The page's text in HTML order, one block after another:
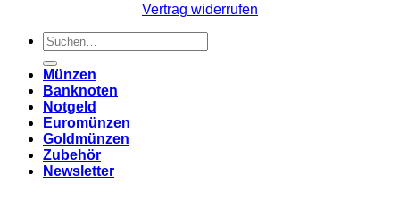
Vertrag widerrufen
Suchen
nach:
Münzen
Banknoten
Notgeld
Euromünzen
Goldmünzen
Zubehör
Newsletter